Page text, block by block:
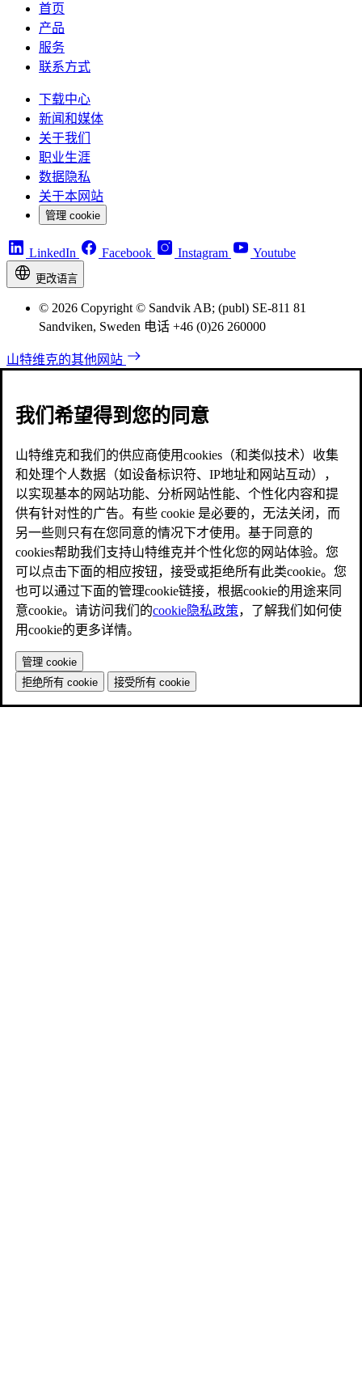
首页
产品
服务
联系方式
下载中心
新闻和媒体
关于我们
职业生涯
数据隐私
关于本网站
管理 cookie
LinkedIn Facebook Instagram Youtube
更改语言
© 2026 Copyright © Sandvik AB; (publ) SE-811 81
Sandviken, Sweden 电话 +46 (0)26 260000
山特维克的其他网站
我们希望得到您的同意
山特维克和我们的供应商使用cookies（和类似技术）收集
和处理个人数据（如设备标识符、IP地址和网站互动），
以实现基本的网站功能、分析网站性能、个性化内容和提
供有针对性的广告。有些 cookie 是必要的，无法关闭，而
另一些则只有在您同意的情况下才使用。基于同意的
cookies帮助我们支持山特维克并个性化您的网站体验。您
可以点击下面的相应按钮，接受或拒绝所有此类cookie。您
也可以通过下面的管理cookie链接，根据cookie的用途来同
意cookie。请访问我们的cookie隐私政策，了解我们如何使
用cookie的更多详情。
管理 cookie
拒绝所有 cookie
接受所有 cookie